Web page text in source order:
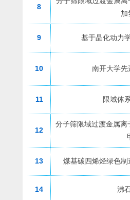
8
加
9 基于晶化动力
10 南开大学先
11 限域体
12
分子筛限域过渡金属
13 煤基碳四烯烃绿色
14 沸